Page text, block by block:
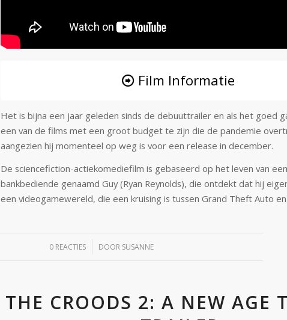
Film Informatie
Het is bijna een jaar geleden sinds de debuuttrailer en als het goed
een ​​van de films met een groot budget te zijn die de pandemie
aangezien hij momenteel op weg is voor een release in december.
De sciencefiction-actiekomediefilm is gebaseerd op het leven van
bankbediende genaamd Guy (Ryan Reynolds), die ontdekt dat hij
een videogamewereld, die een kruising is tussen Grand Theft Auto
0 REACTIES
/ DOOR SUSANNE
THE CROODS 2: A NEW AGE